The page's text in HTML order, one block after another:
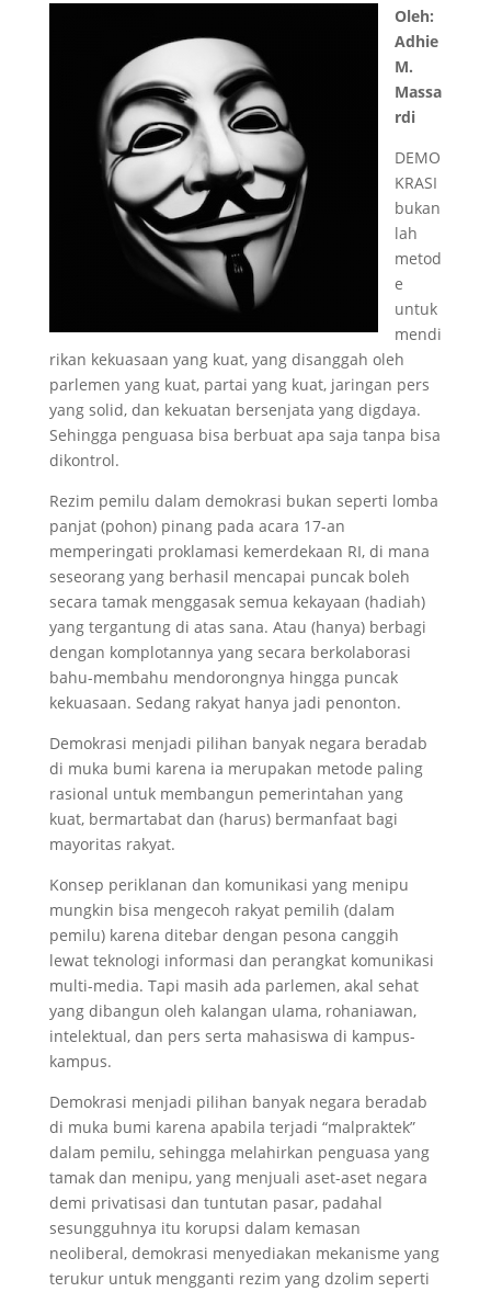
Oleh:
Adhie
M.
Massa
rdi
DEMO
KRASI
bukan
lah
metod
e
untuk
mendi
rikan kekuasaan yang kuat, yang disanggah oleh
parlemen yang kuat, partai yang kuat, jaringan pers
yang solid, dan kekuatan bersenjata yang digdaya.
Sehingga penguasa bisa berbuat apa saja tanpa bisa
dikontrol.
Rezim pemilu dalam demokrasi bukan seperti lomba
panjat (pohon) pinang pada acara 17-an
memperingati proklamasi kemerdekaan RI, di mana
seseorang yang berhasil mencapai puncak boleh
secara tamak menggasak semua kekayaan (hadiah)
yang tergantung di atas sana. Atau (hanya) berbagi
dengan komplotannya yang secara berkolaborasi
bahu-membahu mendorongnya hingga puncak
kekuasaan. Sedang rakyat hanya jadi penonton.
Demokrasi menjadi pilihan banyak negara beradab
di muka bumi karena ia merupakan metode paling
rasional untuk membangun pemerintahan yang
kuat, bermartabat dan (harus) bermanfaat bagi
mayoritas rakyat.
Konsep periklanan dan komunikasi yang menipu
mungkin bisa mengecoh rakyat pemilih (dalam
pemilu) karena ditebar dengan pesona canggih
lewat teknologi informasi dan perangkat komunikasi
multi-media. Tapi masih ada parlemen, akal sehat
yang dibangun oleh kalangan ulama, rohaniawan,
intelektual, dan pers serta mahasiswa di kampus-
kampus.
Demokrasi menjadi pilihan banyak negara beradab
di muka bumi karena apabila terjadi “malpraktek”
dalam pemilu, sehingga melahirkan penguasa yang
tamak dan menipu, yang menjuali aset-aset negara
demi privatisasi dan tuntutan pasar, padahal
sesungguhnya itu korupsi dalam kemasan
neoliberal, demokrasi menyediakan mekanisme yang
terukur untuk mengganti rezim yang dzolim seperti